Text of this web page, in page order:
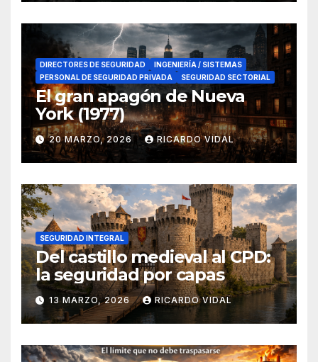
DIRECTORES DE SEGURIDAD
INGENIERÍA / SISTEMAS
PERSONAL DE SEGURIDAD PRIVADA
SEGURIDAD SECTORIAL
El gran apagón de Nueva
York (1977)
20 MARZO, 2026 RICARDO VIDAL
SEGURIDAD INTEGRAL
Del castillo medieval al CPD:
la seguridad por capas
13 MARZO, 2026 RICARDO VIDAL